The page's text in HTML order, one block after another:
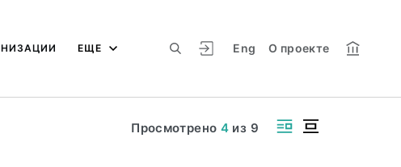
Eng О проекте
ЕЩЕ
Просмотрено 4 из 9